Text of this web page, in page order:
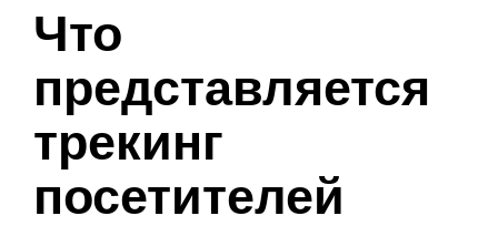
Что
представляется
трекинг
посетителей